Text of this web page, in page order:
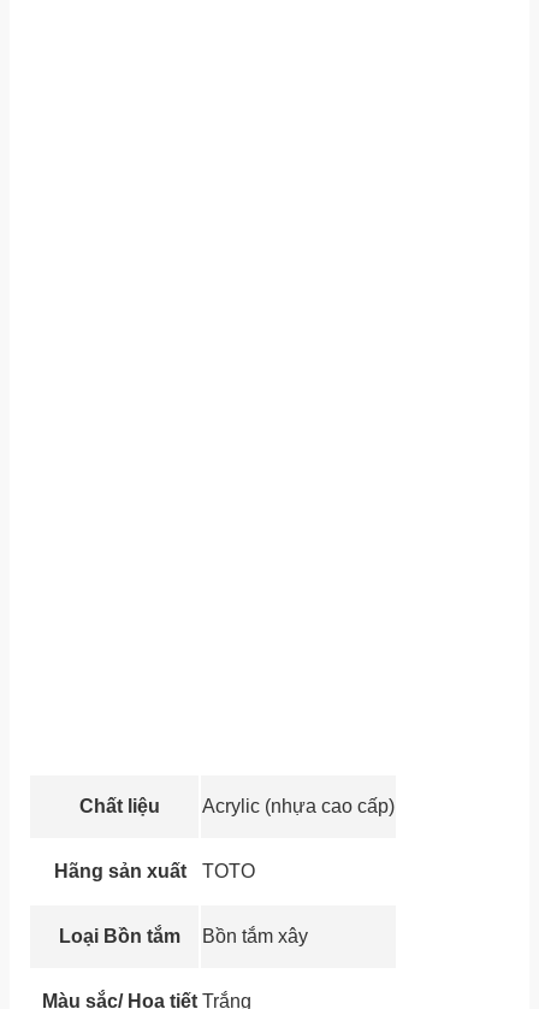
Chất liệu Acrylic (nhựa cao cấp)
Hãng sản xuất TOTO
Loại Bồn tắm Bồn tắm xây
Màu sắc/ Họa tiết Trắng